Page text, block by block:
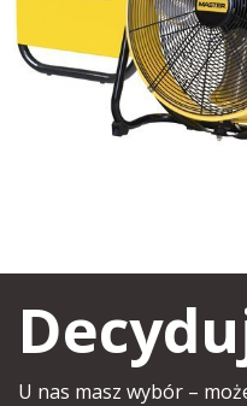
U nas masz wybór –